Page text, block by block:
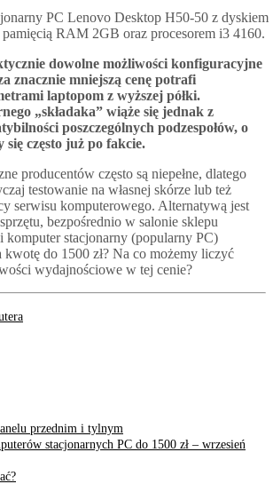
PC Lenovo Desktop H50-50 z dyskiem
RAM 2GB oraz procesorem i3 4160.
dowolne możliwości konfiguracyjne
znacznie mniejszą cenę potrafi
laptopom z wyższej półki.
„składaka” wiąże się jednak z
poszczególnych podzespołów, o
często już po fakcie.
producentów często są niepełne, dlatego
testowanie na własnej skórze lub też
serwisu komputerowego. Alternatywą jest
bezpośrednio w salonie sklepu
komputer stacjonarny (popularny PC)
kwotę do 1500 zł? Na co możemy liczyć
wydajnościowe w tej cenie?
przednim i tylnym
stacjonarnych PC do 1500 zł – wrzesień